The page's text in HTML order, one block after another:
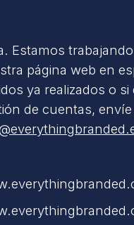
Estamos
página web en
ya realizados o
de cuentas,